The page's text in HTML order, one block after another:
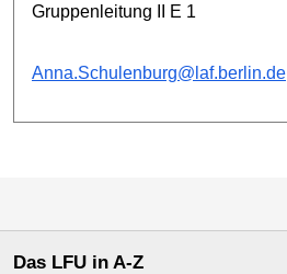
Gruppenleitung II E 1
Anna.Schulenburg@laf.berlin.de
Das LFU in A-Z